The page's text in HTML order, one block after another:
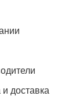
доставка